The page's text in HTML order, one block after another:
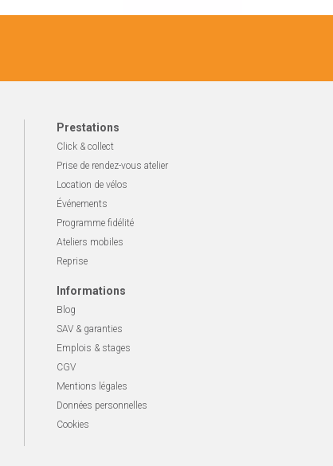
Prestations
Click & collect
Prise de rendez-vous atelier
Location de vélos
Événements
Programme fidélité
Ateliers mobiles
Reprise
Informations
Blog
SAV & garanties
Emplois & stages
CGV
Mentions légales
Données personnelles
Cookies